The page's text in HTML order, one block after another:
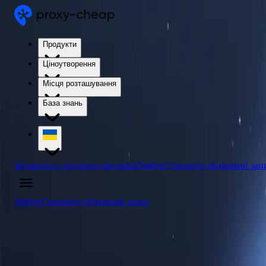
Продукти
Ціноутворення
Місця розташування
База знань
Зв'язатися з відділом продажівУвійтиСтворити обліковий
УвійтиСтворити обліковий запис
Купити проксі-сервери Казахстану